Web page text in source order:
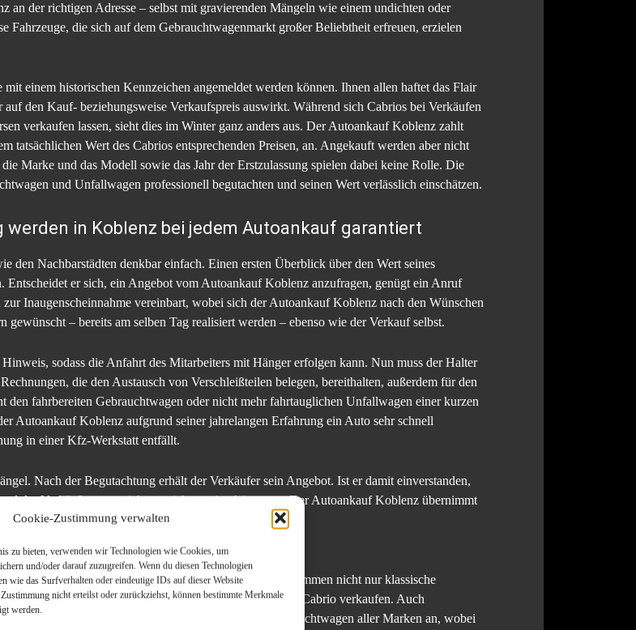
Cookie-Zustimmung verwalten
zu bieten, verwenden wir Technologien wie Cookies, um
und/oder darauf zuzugreifen. Wenn du diesen Technologien
wie das Surfverhalten oder eindeutige IDs auf dieser Website
nicht erteilst oder zurückziehst, können bestimmte Merkmale
werden.
an der richtigen Adresse – selbst mit gravierenden Mängeln wie einem undichten oder
Fahrzeuge, die sich auf dem Gebrauchtwagenmarkt großer Beliebtheit erfreuen, erzielen
einem historischen Kennzeichen angemeldet werden können. Ihnen allen haftet das Flair
den Kauf- beziehungsweise Verkaufspreis auswirkt. Während sich Cabrios bei Verkäufen
verkaufen lassen, sieht dies im Winter ganz anders aus. Der Autoankauf Koblenz zahlt
tatsächlichen Wert des Cabrios entsprechenden Preisen, an. Angekauft werden aber nicht
Marke und das Modell sowie das Jahr der Erstzulassung spielen dabei keine Rolle. Die
und Unfallwagen professionell begutachten und seinen Wert verlässlich einschätzen.
werden in Koblenz bei jedem Autoankauf garantiert
den Nachbarstädten denkbar einfach. Einen ersten Überblick über den Wert seines
Entscheidet er sich, ein Angebot vom Autoankauf Koblenz anzufragen, genügt ein Anruf
Inaugenscheinnahme vereinbart, wobei sich der Autoankauf Koblenz nach den Wünschen
gewünscht – bereits am selben Tag realisiert werden – ebenso wie der Verkauf selbst.
sodass die Anfahrt des Mitarbeiters mit Hänger erfolgen kann. Nun muss der Halter
die den Austausch von Verschleißteilen belegen, bereithalten, außerdem für den
fahrbereiten Gebrauchtwagen oder nicht mehr fahrtauglichen Unfallwagen einer kurzen
Autoankauf Koblenz aufgrund seiner jahrelangen Erfahrung ein Auto sehr schnell
in einer Kfz-Werkstatt entfällt.
Nach der Begutachtung erhält der Verkäufer sein Angebot. Ist er damit einverstanden,
der Verkäufer muss sich um nichts weiter kümmern. Der Autoankauf Koblenz übernimmt
Koblenzer Stadtgebiet zu starken Preisen auf. Dabei kommen nicht nur klassische
Besitzer dem Händler auch ihren Roadster, SUV und Cabrio verkaufen. Auch
nicht einem Hersteller verpflichtet, sondern kauft Gebrauchtwagen aller Marken an, wobei